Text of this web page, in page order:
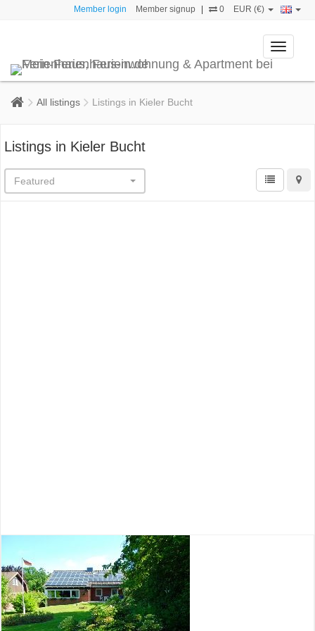
Member login Member signup 0 EUR (€)
Toggle
All listings Listings in Kieler Bucht
Listings in Kieler Bucht
Featured